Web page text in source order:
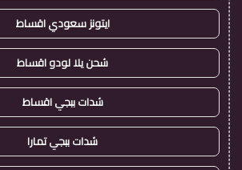
ايتونز سعودي اقساط
شحن يلا لودو اقساط
شدات ببجي اقساط
شدات ببجي تمارا